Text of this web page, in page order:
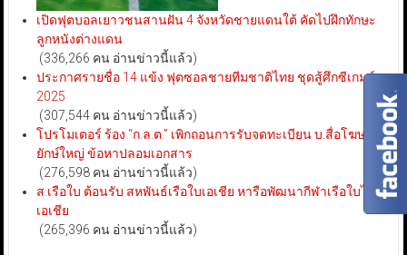
เปิดฟุตบอลเยาวชนสานฝัน 4 จังหวัดชายแดนใต้ คัดไปฝึกทักษะ
ลูกหนังต่างแดน
(336,266 คน อ่านข่าวนี้แล้ว)
ประกาศรายชื่อ 14 แข้ง ฟุตซอลชายทีมชาติไทย ชุดสู้ศึกซีเกมส์
2025
(307,544 คน อ่านข่าวนี้แล้ว)
โปรโมเตอร์ ร้อง “ก.ล.ต.” เพิกถอนการรับจดทะเบียน บ.สื่อโฆษณา
ยักษ์ใหญ่ ข้อหาปลอมเอกสาร
(276,598 คน อ่านข่าวนี้แล้ว)
ส.เรือใบ ต้อนรับ สหพันธ์เรือใบเอเชีย หารือพัฒนากีฬาเรือใบไทย-
เอเชีย
(265,396 คน อ่านข่าวนี้แล้ว)